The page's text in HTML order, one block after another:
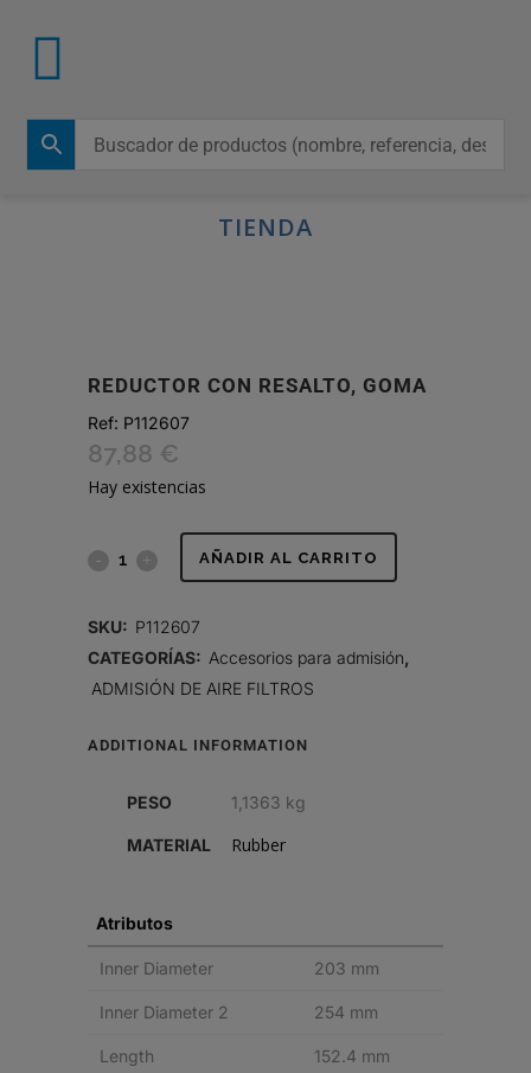
TIENDA
REDUCTOR CON RESALTO, GOMA
Ref: P112607
87,88 €
Hay existencias
REDUCTOR
GOMA
AÑADIR AL CARRITO
SKU: P112607
CATEGORÍAS: Accesorios para admisión
ADMISIÓN DE AIRE FILTROS
ADDITIONAL INFORMATION
PESO 1,1363 kg
MATERIAL Rubber
Atributos
Inner Diameter 203 mm
Inner Diameter 2 254 mm
Length 152.4 mm